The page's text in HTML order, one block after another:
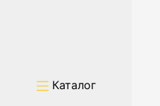
Каталог